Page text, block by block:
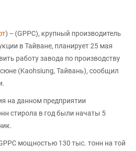
) -- (GPPC), крупный производитель
в Тайване, планирует 25 мая
работу завода по производству
(Kaohsiung, Тайвань), сообщил
на данном предприятии
стирола в год были начаты 5
мощностью 130 тыс. тонн на той